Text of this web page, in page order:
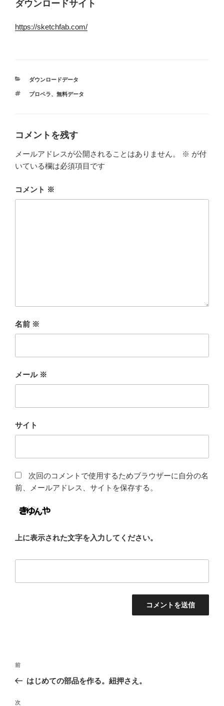
ダウンロードサイト
https://sketchfab.com/
カ
ゴ
ダウンロードデータ
タ
プロペラ、 無料データ
コメントを残す
メールアドレスが公開されることはありません。 ※ が付
いている欄は必須項目です
コメント ※
名前 ※
メール ※
サイト
次回のコメントで使用するためブラウザーに自分の名
前、メールアドレス、サイトを保存する。
上に表示された文字を入力してください。
投
ナ
ビ
前
の
稿
前
はじめての部品を作る。紐押さえ。
次
次